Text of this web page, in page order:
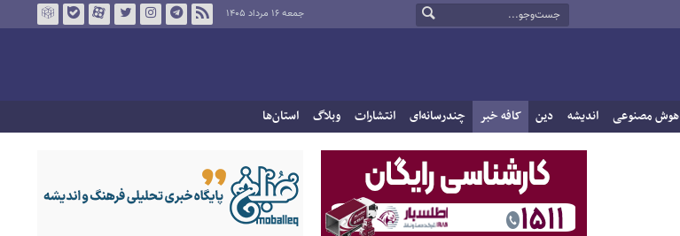
جمعه ۱۶ مرداد ۱۴۰۵
هوش مصنوعی اندیشه دین کافه خبر چندرسانه‌ای انتشارات وبلاگ استان‌ها